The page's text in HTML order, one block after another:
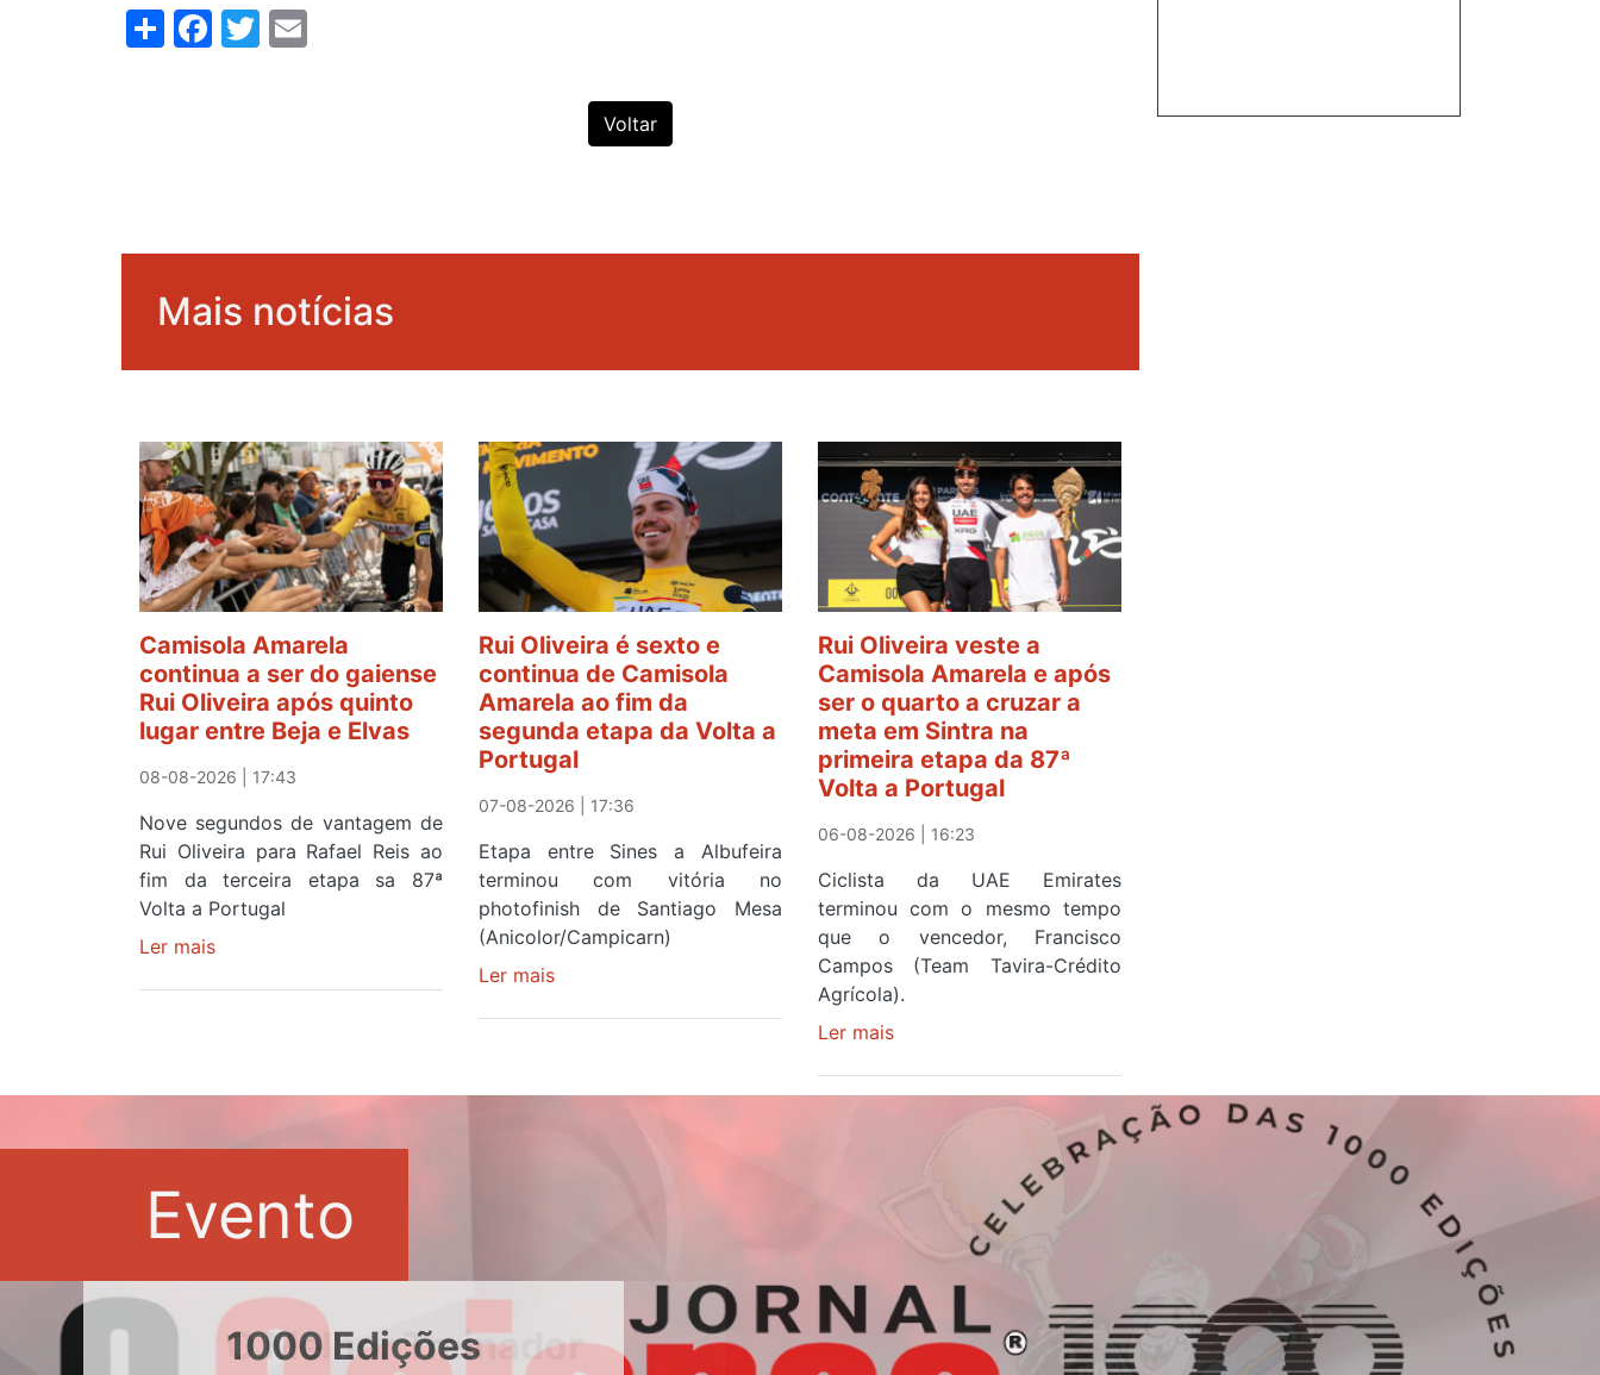
ShareFacebook
Twitter
Voltar
Mais notícias
Camisola Amarela
continua a ser do gaiense
Rui Oliveira após quinto
lugar entre Beja e Elvas
08-08-2026 | 17:43
Nove segundos de vantagem de
Rui Oliveira para Rafael Reis ao
fim da terceira etapa sa 87ª
Volta a Portugal
Ler mais
ser
gaiense
Oliveira
após
entre
Beja
Rui Oliveira é sexto e
continua de Camisola
Amarela ao fim da
segunda etapa da Volta a
Portugal
07-08-2026 | 17:36
Etapa entre Sines a Albufeira
terminou com vitória no
photofinish de Santiago Mesa
(Anicolor/Campicarn)
Ler maissobre
sexto
segunda
Rui Oliveira veste a
Camisola Amarela e após
ser o quarto a cruzar a
meta em Sintra na
primeira etapa da 87ª
Volta a Portugal
06-08-2026 | 16:23
Ciclista da UAE Emirates
terminou com o mesmo tempo
que o vencedor, Francisco
Campos (Team Tavira-Crédito
Agrícola).
Ler maissobre
Oliveira
ser
o
quarto
Evento
1000 Edições